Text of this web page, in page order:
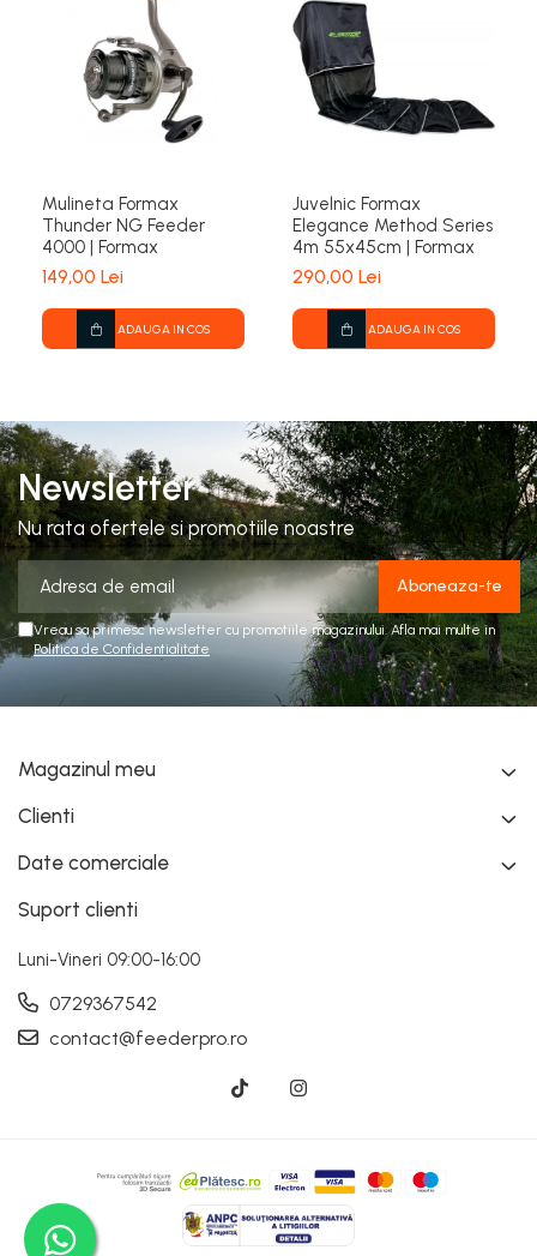
Mulineta Formax
Thunder NG Feeder
4000 | Formax
149,00 Lei
ADAUGA IN COS
Juvelnic Formax
Elegance Method Series
4m 55x45cm | Formax
290,00 Lei
ADAUGA IN COS
Newsletter
Nu rata ofertele si promotiile noastre
Vreau sa primesc newsletter cu promotiile magazinului. Afla mai multe in
Politica de Confidentialitate
Magazinul meu
Clienti
Date comerciale
Suport clienti
Luni-Vineri 09:00-16:00
0729367542
contact@feederpro.ro